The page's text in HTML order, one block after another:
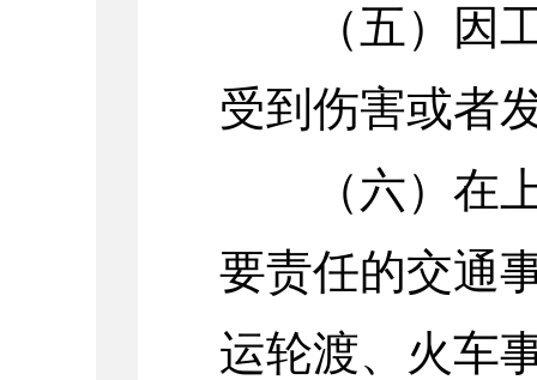
（五）因工
受到伤害或者
（六）在上
要责任的交通
运轮渡、火车